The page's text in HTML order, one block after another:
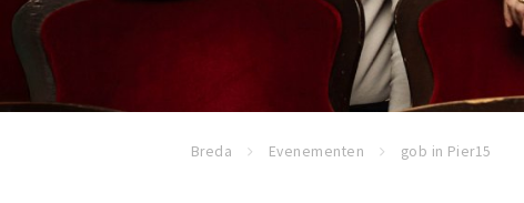
Breda Evenementen gob in Pier15